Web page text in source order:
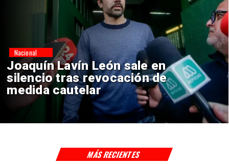
Chile y Venezuela formalizan
reinicio de relaciones
consulares
Nacional
MÁS RECIENTES